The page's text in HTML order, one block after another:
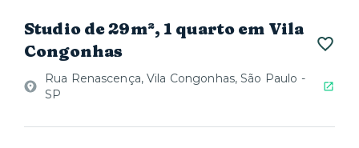
Studio de 29m², 1 quarto em Vila
Congonhas
Rua Renascença, Vila Congonhas, São Paulo -
SP